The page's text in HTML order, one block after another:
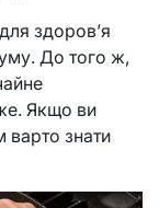
здоров’я
До того ж,
Якщо ви
варто знати